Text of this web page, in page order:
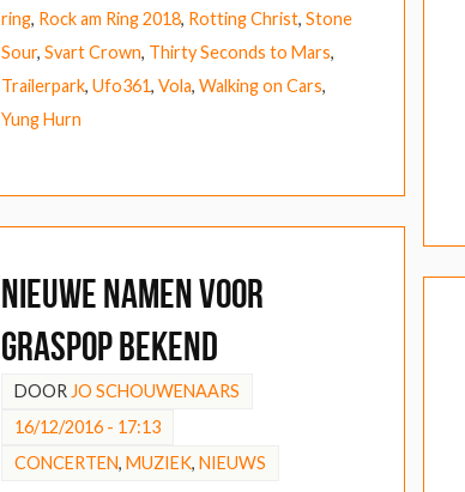
ring, Rock am Ring 2018, Rotting Christ, Stone
Sour, Svart Crown, Thirty Seconds to Mars,
Trailerpark, Ufo361, Vola, Walking on Cars,
Yung Hurn
Nieuwe namen voor
Graspop bekend
DOOR JO SCHOUWENAARS
16/12/2016 - 17:13
CONCERTEN, MUZIEK, NIEUWS